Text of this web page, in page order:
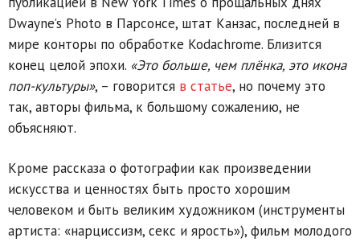
Dwayne’s Photo в Парсонсе, штат Канзас, последней в
мире конторы по обработке Kodachrome. Близится
конец целой эпохи. «Это больше, чем плёнка, это икона
поп-культуры», – говорится в статье, но почему это
так, авторы фильма, к большому сожалению, не
объясняют.
Кроме рассказа о фотографии как произведении
искусства и ценностях быть просто хорошим
человеком и быть великим художником (инструменты
артиста: «нарциссизм, секс и ярость»), фильм молодого